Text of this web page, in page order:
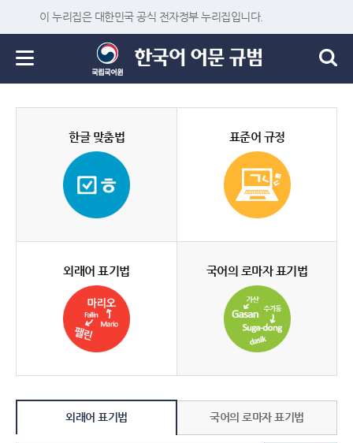
이 누리집은 대한민국 공식 전자정부 누리집입니다.
한글 맞춤법 표준어 규정
외래어 표기법 국어의 로마자 표기법
외래어 표기법 국어의 로마자 표기법